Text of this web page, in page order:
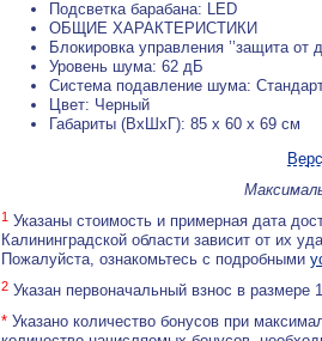
Подсветка барабана: LED
ОБЩИЕ ХАРАКТЕРИСТИКИ
Блокировка управления ’’защита от
Уровень шума: 62 дБ
Система подавление шума:
Цвет: Черный
Габариты (ВхШхГ): 85 x 60 x 69 см
1 Указаны стоимость и примерная дата
Калининградской области зависит от их
Пожалуйста, ознакомьтесь с подробными
2 Указан первоначальный взнос в
* Указано количество бонусов при